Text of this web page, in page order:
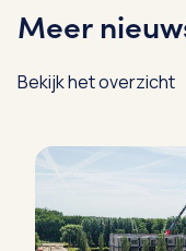
Meer
Bekijk het overzicht